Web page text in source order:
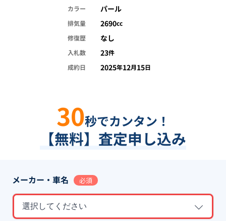
カラー
パール
排気量 2690cc
修復歴
なし
入札数 23件
成約日
2025年12月15日
30秒でカンタン！
【無料】査定申し込み
メーカー・車名 必須
選択してください